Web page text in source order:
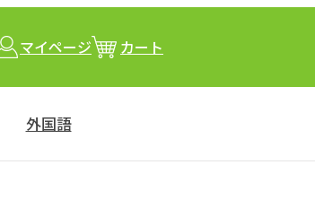
マイページ カート
外国語